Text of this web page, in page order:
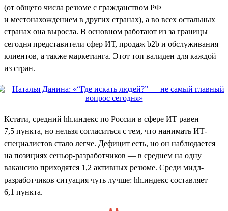
(от общего числа резюме с гражданством РФ
и местонахождением в других странах), а во всех остальных
странах она выросла. В основном работают из за границы
сегодня представители сфер ИТ, продаж b2b и обслуживания
клиентов, а также маркетинга. Этот топ валиден для каждой
из стран.
Кстати, средний hh.индекс по России в сфере ИТ равен
7,5 пункта, но нельзя согласиться с тем, что нанимать ИТ-
специалистов стало легче. Дефицит есть, но он наблюдается
на позициях сеньор-разработчиков — в среднем на одну
вакансию приходятся 1,2 активных резюме. Среди мидл-
разработчиков ситуация чуть лучше: hh.индекс составляет
6,1 пункта.